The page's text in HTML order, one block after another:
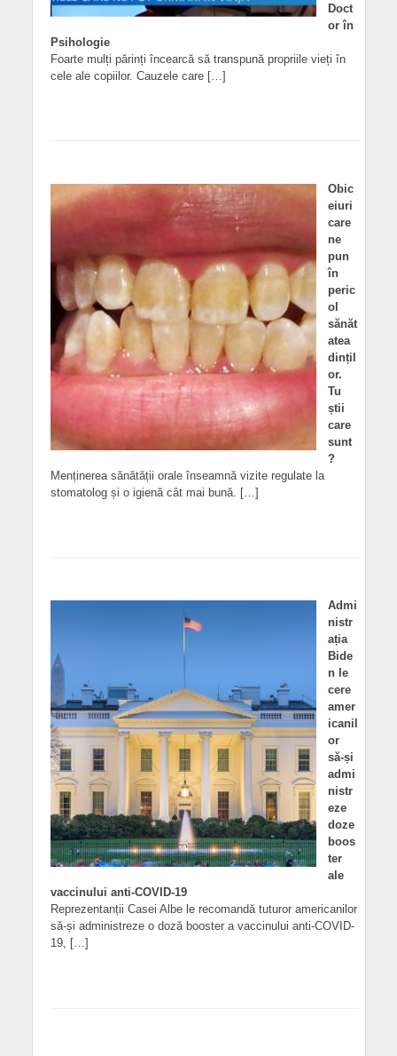
Doct
or în
Psihologie
Foarte mulți părinți încearcă să transpună propriile vieți în
cele ale copiilor. Cauzele care […]
Obic
eiuri
care
ne
pun
în
peric
ol
sănăt
atea
dințil
or.
Tu
știi
care
sunt
?
Menținerea sănătății orale înseamnă vizite regulate la
stomatolog și o igienă cât mai bună. […]
Admi
nistr
ația
Bide
n le
cere
amer
icanil
or
să-și
admi
nistr
eze
doze
boos
ter
ale
vaccinului anti-COVID-19
Reprezentanții Casei Albe le recomandă tuturor americanilor
să-și administreze o doză booster a vaccinului anti-COVID-
19, […]